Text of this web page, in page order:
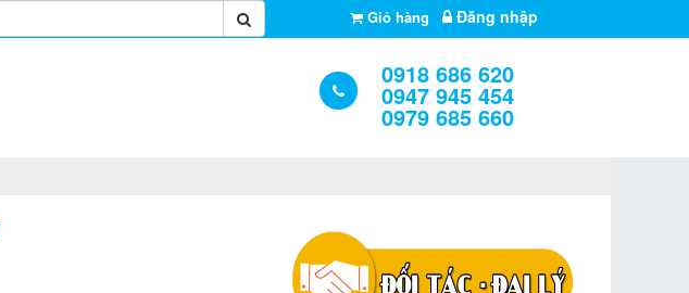
Giỏ hàng Đăng nhập
0918 686 620
0947 945 454
0979 685 660